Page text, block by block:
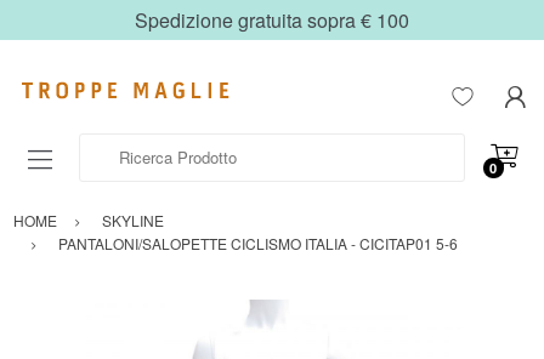
Spedizione gratuita sopra € 100
0
HOME
SKYLINE
PANTALONI/SALOPETTE CICLISMO ITALIA - CICITAP01 5-6